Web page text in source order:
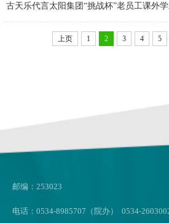
上页 1 2 3 4 5
邮编：253023
电话：0534-8985707（院办） 0534-